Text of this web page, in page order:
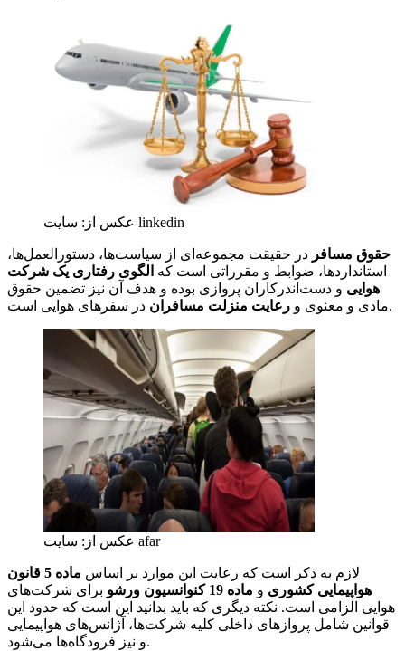
عکس از: سایت linkedin
حقوق مسافر در حقیقت مجموعه‌ای از سیاست‌ها، دستورالعمل‌ها،
استانداردها، ضوابط و مقرراتی است که الگوی رفتاری یک شرکت
هوایی و دست‌اندرکاران پروازی بوده و هدف آن نیز تضمین حقوق
مادی و معنوی و رعایت منزلت مسافران در سفرهای هوایی است.
عکس از: سایت afar
لازم به ذکر است که رعایت این موارد بر اساس
ماده 5 قانون
هواپیمایی کشوری و ماده 19 کنوانسیون ورشو
برای شرکت‌های
هوایی الزامی است. نکته دیگری که باید بدانید این است که حدود این
قوانین شامل پروازهای داخلی کلیه شرکت‌ها، آژانس‌های هواپیمایی
و نیز فرودگاه‌ها می‌شود.